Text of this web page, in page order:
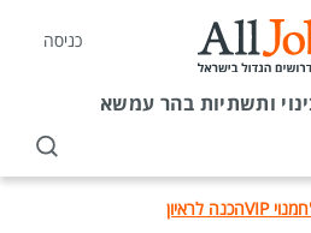
כניסה
ותשתיות בהר עמשא
מנוי VIP הכנה לראיון